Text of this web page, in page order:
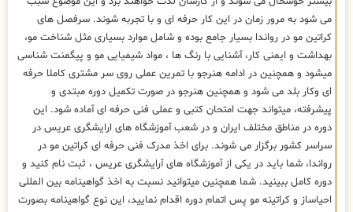
می شود به مرور زمان در این کار حرفه ای و با تجربه شوند. سرفصل های
کراتین مو در رواندا بسیار جامع بوده و شامل موارد بسیاری مثل شناخت مو،
بهداشت و ایمنی کار، آشنایی با رنگ ها ، مواد شیمیایی مو و پیگمنت شناسی
میشود و همچنین در ادامه هنرجو با تمرین عملی روی سر مشتری کاملا حرفه
ای وکار بلد می شود و همچنین هنرجو در صورت تکمیل دوره مبتدی و
پیشرفته، میتواند جهت امتحان کتبی و عملی فنی حرفه ای آماده شود. این
دوره در مناطق مختلف ایران و در شعب آموزشگاه های ارایشگری عریس در
سراسر کشور برگزار می شوند. برای اخذ مدرک فنی حرفه ای کراتین مو در
رواندا، شما باید در یکی از آموزشگاه های آرایشگری عریس ، ثبت نام کنید و
دوره کامل ببینید. شما همچنین میتوانید نسبت به اخذ گواهینامه بین المللی
احیاساز و کراتینه مو پس اتمام دوره اقدام نمایید، این نوع گواهینامه بصورت